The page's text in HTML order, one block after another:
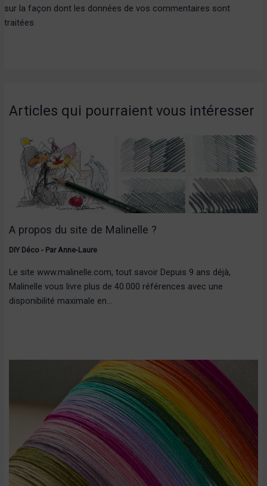
sur la façon dont les données de vos commentaires sont
traitées.
Articles qui pourraient vous intéresser
A propos du site de Malinelle ?
DIY Déco- ParAnne-Laure
Le site www.malinelle.com, tout savoir Depuis 9 ans déjà,
Malinelle vous livre plus de 40.000 références avec une
disponibilité maximale en…